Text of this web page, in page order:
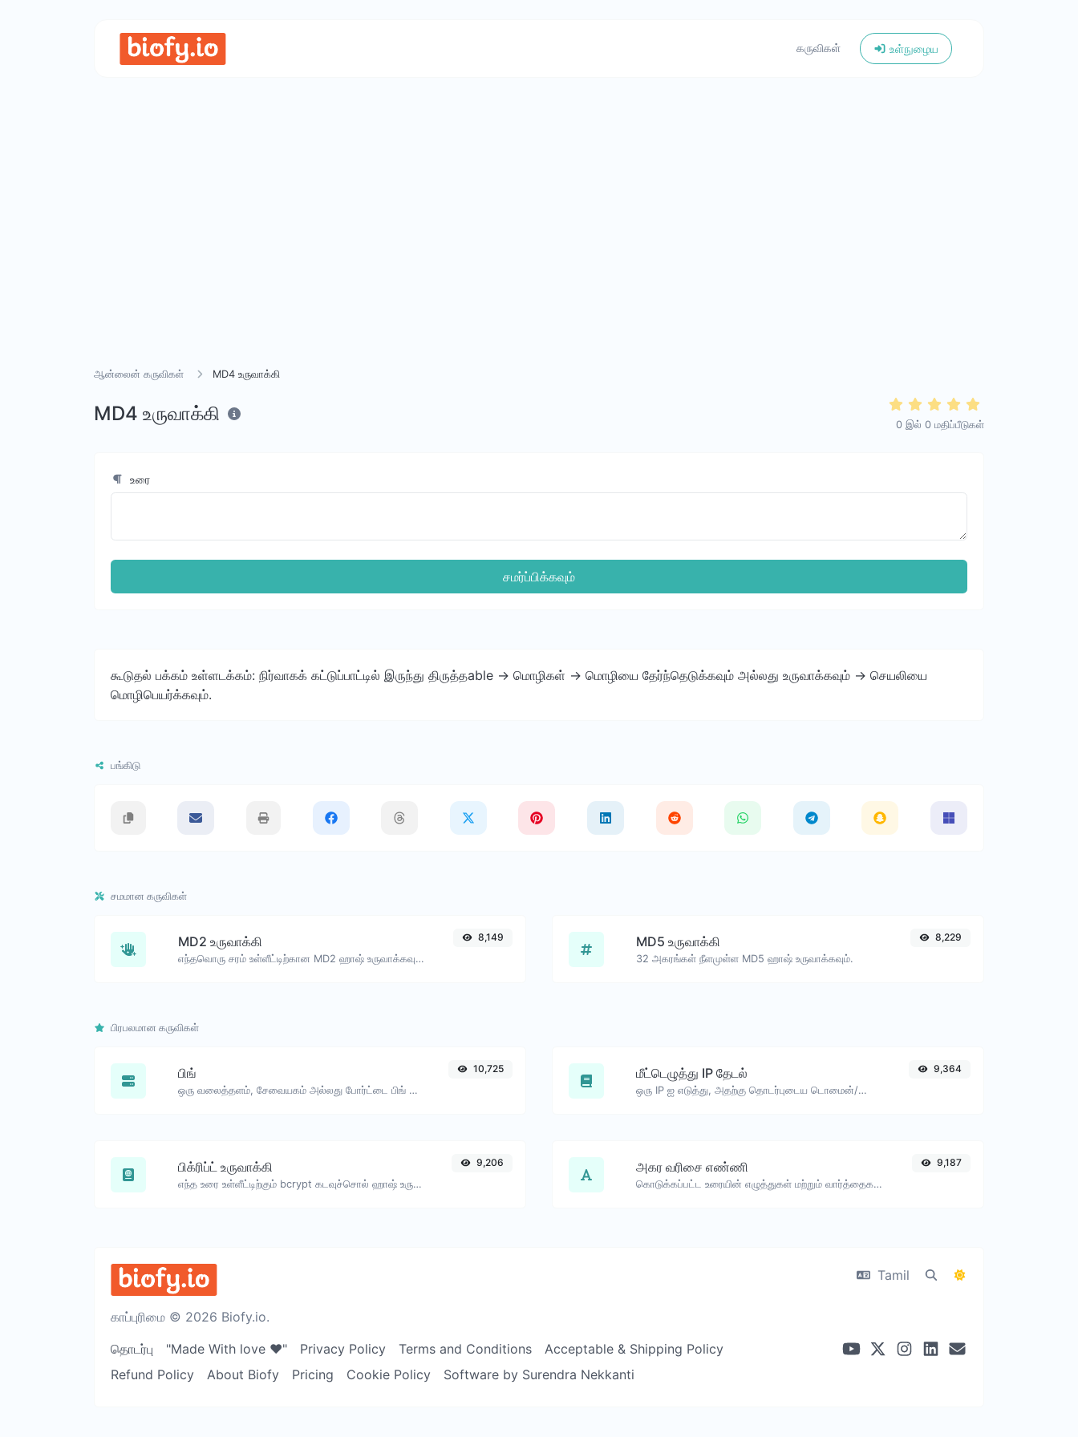
கருவிகள் உள்நுழைய
ஆன்லைன் கருவிகள் MD4 உருவாக்கி
MD4 உருவாக்கி 0 இல் 0 மதிப்பீடுகள்
உரை
சமர்ப்பிக்கவும்
கூடுதல் பக்கம் உள்ளடக்கம்: நிர்வாகக் கட்டுப்பாட்டில் இருந்து திருத்தable -> மொழிகள் -> மொழியை தேர்ந்தெடுக்கவும் அல்லது உருவாக்கவும் -> செயலியை
மொழிபெயர்க்கவும்.
பங்கிடு
சமமான கருவிகள்
MD2 உருவாக்கி
எந்தவொரு சரம் உள்ளீட்டிற்கான MD2 ஹாஷ் உருவாக்கவும்.
8,149 MD5 உருவாக்கி
32 அகரங்கள் நீளமுள்ள MD5 ஹாஷ் உருவாக்கவும்.
8,229
பிரபலமான கருவிகள்
பிங்
ஒரு வலைத்தளம், சேவையகம் அல்லது போர்ட்டை பிங் செய்யவும்.
10,725 மீட்டெழுத்து IP தேடல்
ஒரு IP ஐ எடுத்து, அதற்கு தொடர்புடைய டொமைன்/ஹோஸ்டை தேடுங்கள்.
9,364
பிக்ரிப்ட் உருவாக்கி
எந்த உரை உள்ளீட்டிற்கும் bcrypt கடவுச்சொல் ஹாஷ் உருவாக்கவும்.
9,206 அகர வரிசை எண்ணி
கொடுக்கப்பட்ட உரையின் எழுத்துகள் மற்றும் வார்த்தைகள் எண்ணிக்கையை கணக்கிடுங்கள்.
9,187
காப்புரிமை © 2026 Biofy.io.
Tamil
தொடர்பு "Made With love ❤️" Privacy Policy Terms and Conditions
Acceptable & Shipping Policy
Refund Policy
About Biofy Pricing Cookie Policy Software by Surendra Nekkanti